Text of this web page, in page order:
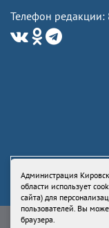
Телефон
Свидетельство
Администрация
области использует
сайта) для
пользователей. Вы
браузера.